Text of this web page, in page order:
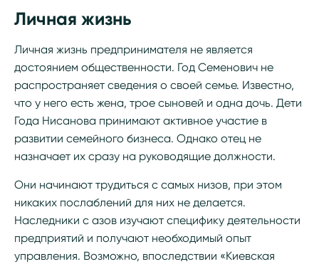
Личная жизнь
Личная жизнь предпринимателя не является
достоянием общественности. Год Семенович не
распространяет сведения о своей семье. Известно,
что у него есть жена, трое сыновей и одна дочь. Дети
Года Нисанова принимают активное участие в
развитии семейного бизнеса. Однако отец не
назначает их сразу на руководящие должности.
Они начинают трудиться с самых низов, при этом
никаких послаблений для них не делается.
Наследники с азов изучают специфику деятельности
предприятий и получают необходимый опыт
управления. Возможно, впоследствии «Киевская